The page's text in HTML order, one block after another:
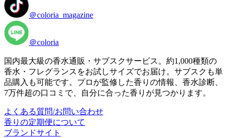
＠coloria_magazine
＠coloria
国内最大級の香水通販・サブスクサービス。約1,000種類の
香水・フレグランスをお試しサイズでお届け。サブスクも単
品購入も可能です。プロが監修した香りの情報、香水診断、
7万件超の口コミで、自分に合った香りが見つかります。
よくある質問/お問い合わせ
香りの定期便について
ブランドサイト